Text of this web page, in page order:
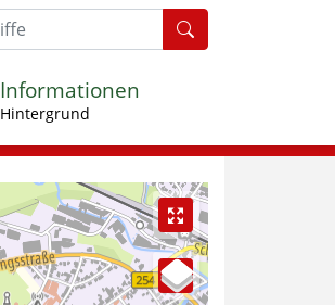
Informationen
Hintergrund